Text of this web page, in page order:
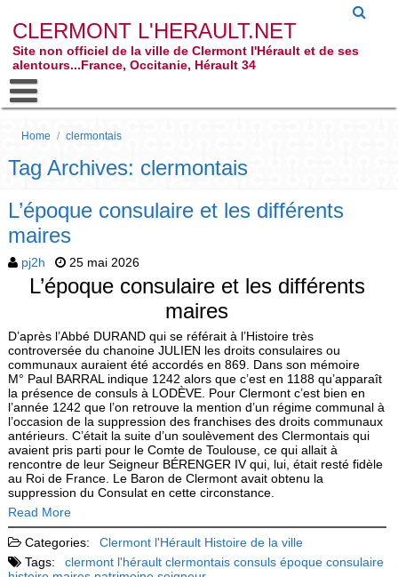
CLERMONT L'HERAULT.NET
Site non officiel de la ville de Clermont l'Hérault et de ses
alentours...France, Occitanie, Hérault 34
Home / clermontais
Tag Archives: clermontais
L’époque consulaire et les différents
maires
pj2h 25 mai 2026
L’époque consulaire et les différents
maires
D’après l’Abbé DURAND qui se référait à l’Histoire très
controversée du chanoine JULIEN les droits consulaires ou
communaux auraient été accordés en 869. Dans son mémoire
M° Paul BARRAL indique 1242 alors que c’est en 1188 qu’apparaît
la présence de consuls à LODÈVE. Pour Clermont c’est bien en
l’année 1242 que l’on retrouve la mention d’un régime communal à
l’oc­casion de la suppression des franchises des droits communaux
antérieurs. C’était la suite d’un soulè­vement des Clermontais qui
avaient pris parti pour le Comte de Toulouse, ce qui allait à
rencontre de leur Seigneur BÉRENGER IV qui, lui, était resté fidèle
au Roi de France. Le Baron de Clermont avait obtenu la
suppression du Consulat en cette circons­tance.
Read More
Categories: Clermont l'Hérault Histoire de la ville
Tags:
clermont l'hérault clermontais consuls époque consulaire